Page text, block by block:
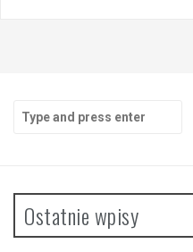
for:
Ostatnie wpisy